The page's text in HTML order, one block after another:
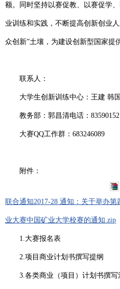
额。同时坚持以赛促教、以赛促学
业训练和实践，不断提高创新创业
众创新”土壤，为建设创新型国家提
联系人：
大学生创新训练中心：王建 韩
教务部：郭昌清电话： 83590152
大赛QQ工作群： 683246089
附件：
联合通知2017-28 通知：关于举办第
业大赛中国矿业大学校赛的通知.zip
1. 大赛报名表
2. 项目商业计划书撰写提纲
3. 各类商业（项目）计划书撰写